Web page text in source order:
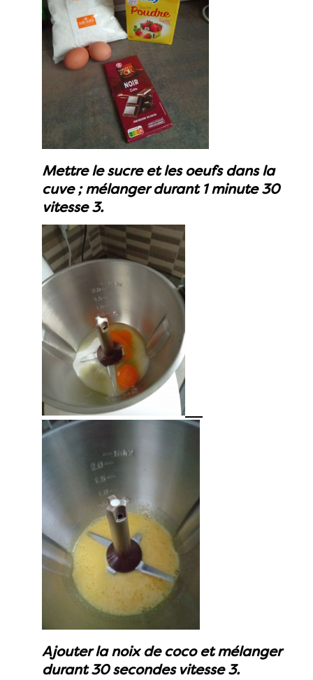
Mettre le sucre et les oeufs dans la
cuve ; mélanger durant 1 minute 30
vitesse 3.
Ajouter la noix de coco et mélanger
durant 30 secondes vitesse 3.